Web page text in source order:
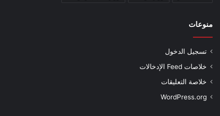
منوعات
تسجيل الدخول
خلاصات Feed الإدخالات
خلاصة التعليقات
WordPress.org